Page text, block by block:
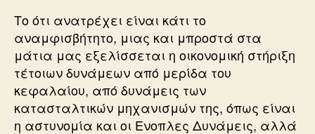
Το ότι ανατρέχει είναι κάτι το
αναμφισβήτητο, μιας και μπροστά στα
μάτια μας εξελίσσεται η οικονομική στήριξη
τέτοιων δυνάμεων από μερίδα του
κεφαλαίου, από δυνάμεις των
κατασταλτικών μηχανισμών της, όπως είναι
η αστυνομία και οι Ενοπλες Δυνάμεις, αλλά